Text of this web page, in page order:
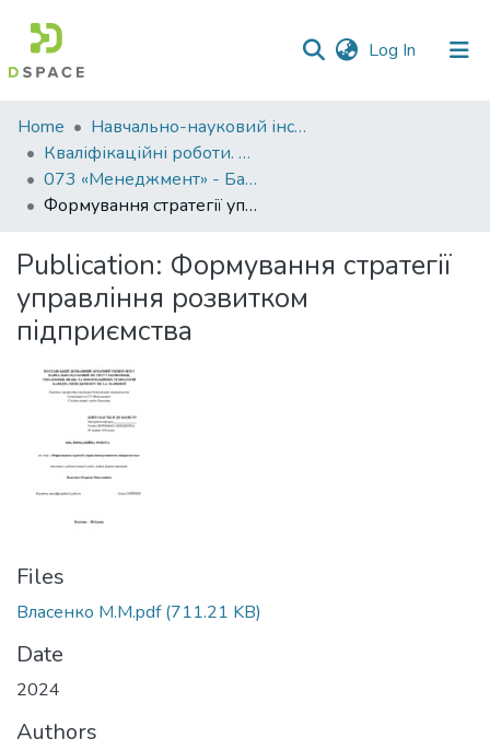
Log In (current)
Communities
&
Collections
All of DSpace
Statistics
Home
Навчально-науковий інститут економіки, управління, права та інформаційних технологій
Кваліфікаційні роботи. ННІ економіки, управління, права та ІТ
073 «Менеджмент» - Бакалаври 2023-2024
Формування стратегії управління розвитком підприємства
Publication: Формування стратегії
управління розвитком
підприємства
Files
Власенко М.М.pdf(711.21 KB)
Date
2024
Authors